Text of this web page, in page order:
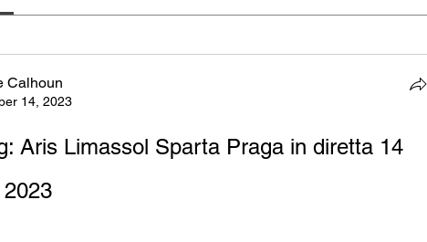
Calhoun
14, 2023
Aris Limassol Sparta Praga in diretta 14